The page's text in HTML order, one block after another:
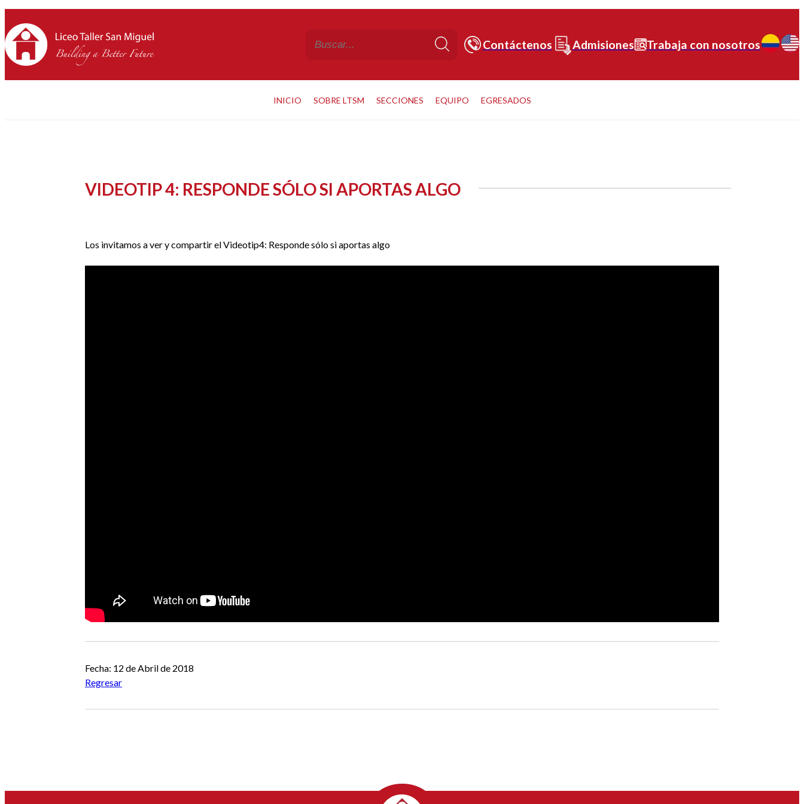
Contáctenos Admisiones Trabaja con nosotros
INICIO SOBRE LTSM SECCIONES EQUIPO EGRESADOS
VIDEOTIP 4: RESPONDE SÓLO SI APORTAS ALGO
Los invitamos a ver y compartir el Videotip4: Responde sólo si aportas algo
Fecha: 12 de Abril de 2018
Regresar